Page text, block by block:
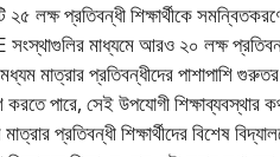
২৫ লক্ষ প্রতিবন্ধী শিক্ষার্থীকে
সংস্থাগুলির মাধ্যমে আরও ২০ লক্ষ
মাত্রার প্রতিবন্ধীদের পাশাপাশি গুরুতর
পারে, সেই উপযােগী শিক্ষাব্যবস্থার
প্রতিবন্ধী শিক্ষার্থীদের বিশেষ